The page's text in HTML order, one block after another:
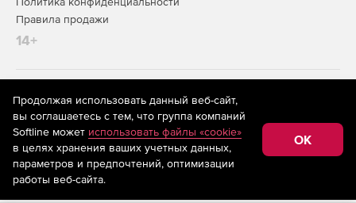
Правила продажи
14+
На информационном ресурсе store.softline.ru применяются
рекомендательные технологии
(информационные технологии
предоставления информации на основе сбора,
систематизации и анализа сведений, относящихся к
предпочтениям пользователей сети «Интернет»,
находящихся на территории Российской Федерации)
Продолжая использовать данный веб-сайт,
вы соглашаетесь с тем, что группа компаний
Softline может использовать файлы «cookie»
в целях хранения ваших учетных данных,
параметров и предпочтений, оптимизации
работы веб-сайта.
OK